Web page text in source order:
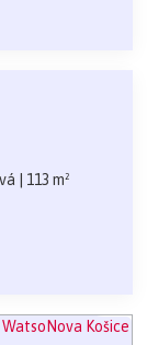
| 113 m²